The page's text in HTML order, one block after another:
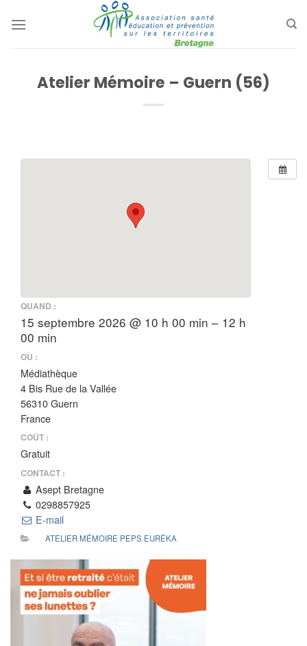
au
Atelier Mémoire – Guern (56)
QUAND :
15 septembre 2026 @ 10 h 00 min – 12 h
00 min
OÙ :
Médiathèque
4 Bis Rue de la Vallée
56310 Guern
France
COÛT :
Gratuit
CONTACT :
Asept Bretagne
0298857925
E-mail
ATELIER MÉMOIRE PEPS EURÊKA